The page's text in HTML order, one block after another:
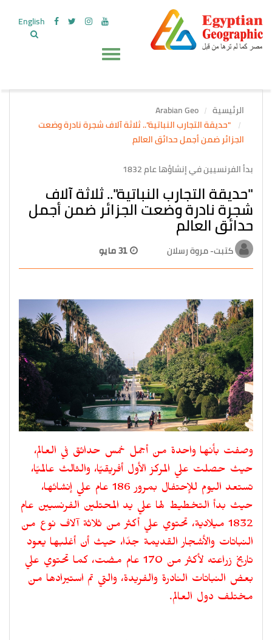
English
الرئيسية
Arabian Geo
"حديقة التجارب النباتية".. ثلاثة آلاف شجرة نادرة وضعت
الجزائر ضمن أجمل حدائق العالم
بدأ الفرنسيين في إنشاؤها عام 1832
"حديقة التجارب النباتية".. ثلاثة آلاف
شجرة نادرة وضعت الجزائر ضمن أجمل
حدائق العالم
كتبت- مروة رسلان
وصفت بأنها واحدة من أجمل خمس حدائق في العالم،
حيث حصلت علي المركز الأول أفريقيًا، والثالث عالميًا،
تستعد اليوم للإحتفال بمرور 186 عام علي إنشائها،
حيث بدأ التخطيط لها علي يد المحتلين الفرنسيين عام
1832 ميلادية، تحتوي علي أكثر من ثلاثة آلاف نوع من
النباتات والأشجار القديمة جدًا، حيث أن أغلبها يعود
تاريخ زراعته لأكثر من 170 عام مضت، كما تحتوي علي
بعض النباتات النادرة والفريدة، والتي تم استيرادها من
مختلف دول العالم.